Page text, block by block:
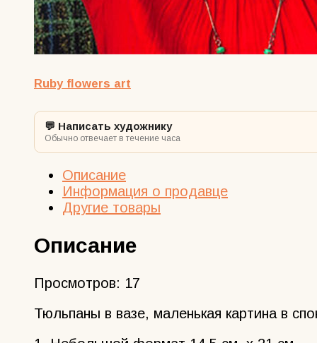
Ruby flowers art
💬 Написать художнику
Обычно отвечает в течение часа
Описание
Информация о продавце
Другие товары
Описание
Просмотров: 17
Тюльпаны в вазе, маленькая картина в